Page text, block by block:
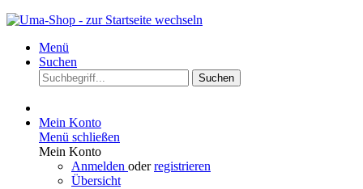
Menü
Suchen
Suchen
Mein Konto
Menü schließen
Mein Konto
Anmelden oderregistrieren
Übersicht